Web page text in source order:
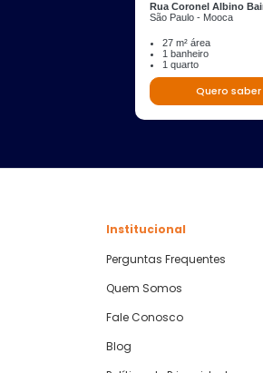
Rua Coronel Albino
São Paulo - Mooca
27 m² área
1 banheiro
1 quarto
Quero
Institucional
Perguntas Frequentes
Quem Somos
Fale Conosco
Blog